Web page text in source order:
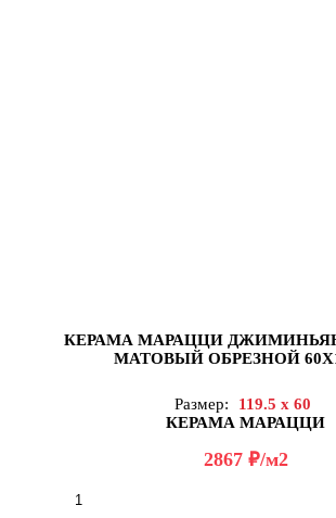
КЕРАМА МАРАЦЦИ
МАТОВЫЙ ОБРЕЗНОЙ
Размер:
119.5 x 60
КЕРАМА МАРАЦЦИ
2867 д/м2